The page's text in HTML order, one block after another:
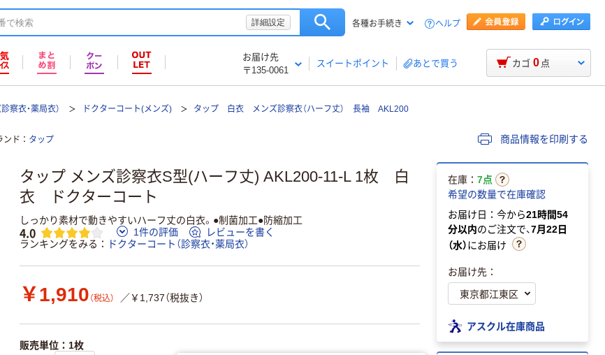
詳細設定 各種お手続き ヘルプ
お届け先
〒135-0061
スイートポイント あとで買う カゴ 0 点
察衣・薬局衣） ドクターコート(メンズ) タップ 白衣 メンズ診察衣（ハーフ丈） 長袖 AKL200
ンド タップ 商品情報を印刷する
タップ メンズ診察衣S型(ハーフ丈) AKL200-11-L 1枚 白
衣 ドクターコート
しっかり素材で動きやすいハーフ丈の白衣。●制菌加工●防縮加工
4.0 1件の評価
レビューを書く
ランキングをみる
ドクターコート（診察衣・薬局衣）
￥1,910 （税込） ／￥1,737（税抜き）
販売単位：1枚
在庫： 7点
希望の数量で在庫確認
お届け日：今から21時間54
分以内のご注文で、7月22日
（水）にお届け
お届け先：
アスクル在庫商品